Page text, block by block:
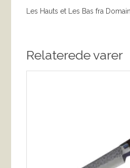
Les Hauts et Les Bas fra
Relaterede varer